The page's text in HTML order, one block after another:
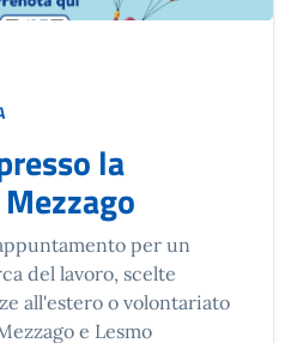
la
per un
del lavoro, scelte
all'estero o volontariato
e Lesmo